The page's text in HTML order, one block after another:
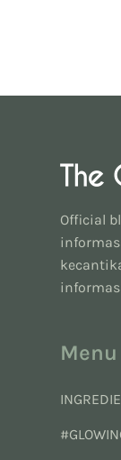
Official
Menu